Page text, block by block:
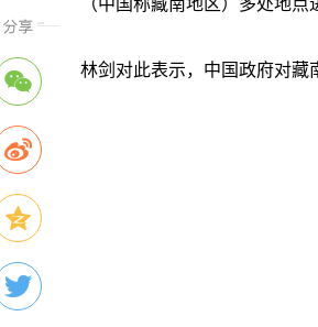
（中国称藏南地区）多处地
林剑对此表示，中国政府对藏